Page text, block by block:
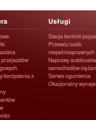
korzystania z
Usługi
Stacja kontroli
Przewóz osób
niepełnosprawnych
Naprawy
samochodów
Serwis ogumienia
Okazjonalny